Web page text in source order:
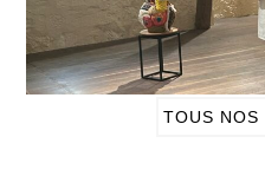
TOUS NOS